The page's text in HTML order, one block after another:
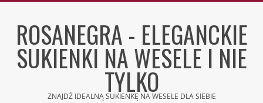
contentROSANEGRA - ELEGANCKIE
SUKIENKI NA WESELE I NIE
TYLKO
ZNAJDŹ IDEALNĄ SUKIENKĘ NA WESELE DLA SIEBIE